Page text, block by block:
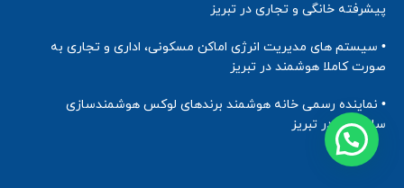
پیشرفته خانگی و تجاری در تبریز
• سیستم های مدیریت انرژی اماکن مسکونی، اداری و تجاری به
صورت کاملا هوشمند در تبریز
• نماینده رسمی خانه هوشمند برندهای لوکس هوشمندسازی
ساختمان در تبریز